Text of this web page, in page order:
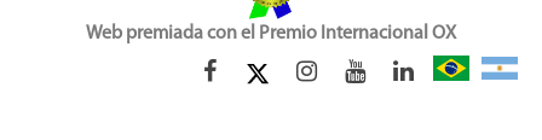
Web premiada con el Premio Internacional OX